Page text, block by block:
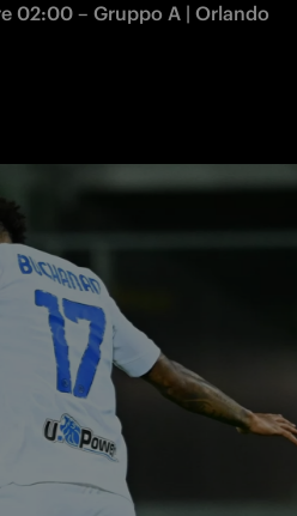
02:00 – Gruppo A | Orlando